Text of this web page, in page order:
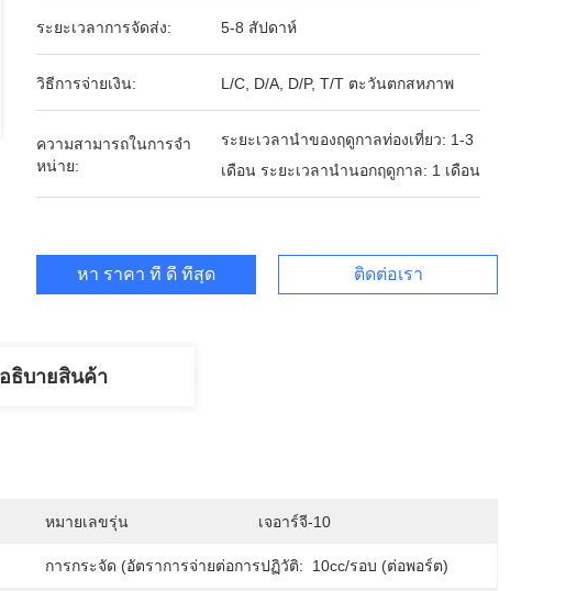
ระยะเวลาการจัดส่ง: 5-8 สัปดาห์
วิธีการจ่ายเงิน: L/C, D/A, D/P, T/T ตะวันตกสหภาพ
ความสามารถในการจํา
หน่าย:
ระยะเวลานำของฤดูกาลท่องเที่ยว: 1-3
เดือน ระยะเวลานำนอกฤดูกาล: 1 เดือน
หา ราคา ที่ ดี ที่สุด ติดต่อเรา
ธิบายสินค้า
หมายเลขรุ่น เจอาร์จี-10
การกระจัด (อัตราการจ่ายต่อการปฏิวัติ: 10cc/รอบ (ต่อพอร์ต)